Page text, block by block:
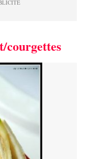
courgettes